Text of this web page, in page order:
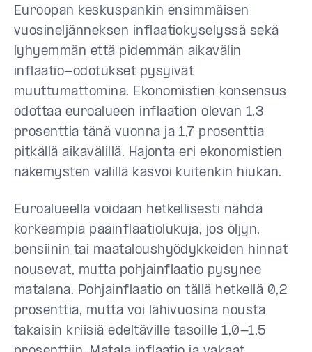
Euroopan keskuspankin ensimmäisen
vuosineljänneksen inflaatiokyselyssä sekä
lyhyemmän että pidemmän aikavälin
inflaatio-odotukset pysyivät
muuttumattomina. Ekonomistien konsensus
odottaa euroalueen inflaation olevan 1,3
prosenttia tänä vuonna ja 1,7 prosenttia
pitkällä aikavälillä. Hajonta eri ekonomistien
näkemysten välillä kasvoi kuitenkin hiukan.
Euroalueella voidaan hetkellisesti nähdä
korkeampia pääinflaatiolukuja, jos öljyn,
bensiinin tai maataloushyödykkeiden hinnat
nousevat, mutta pohjainflaatio pysynee
matalana. Pohjainflaatio on tällä hetkellä 0,2
prosenttia, mutta voi lähivuosina nousta
takaisin kriisiä edeltäville tasoille 1,0-1,5